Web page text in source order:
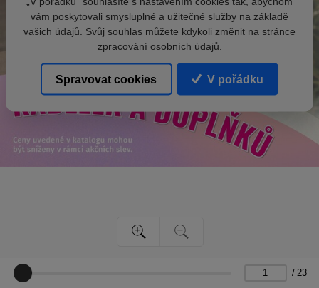
/ 23
vám poskytovali smysluplné a užitečné služby na základě
vašich údajů. Svůj souhlas můžete kdykoli změnit na stránce
zpracování osobních údajů.
Spravovat cookies V pořádku